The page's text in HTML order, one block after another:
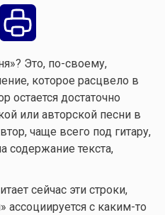
Это, по-своему,
которое расцвело в
остается достаточно
или авторской песни в
чаще всего под гитару,
содержание текста,
сейчас эти строки,
ассоциируется с каким-то